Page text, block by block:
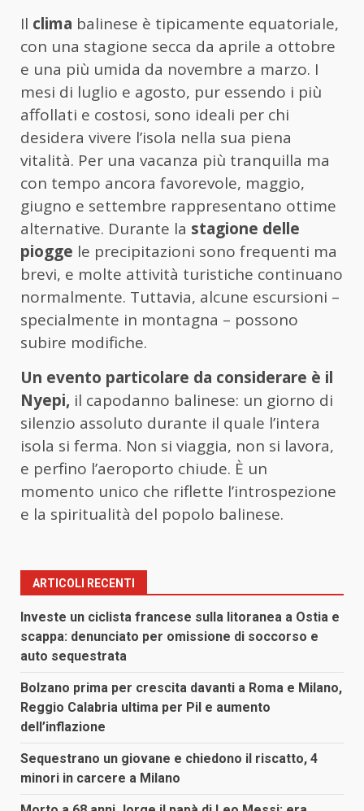
Il clima balinese è tipicamente equatoriale,
con una stagione secca da aprile a ottobre
e una più umida da novembre a marzo. I
mesi di luglio e agosto, pur essendo i più
affollati e costosi, sono ideali per chi
desidera vivere l’isola nella sua piena
vitalità. Per una vacanza più tranquilla ma
con tempo ancora favorevole, maggio,
giugno e settembre rappresentano ottime
alternative. Durante la stagione delle
piogge le precipitazioni sono frequenti ma
brevi, e molte attività turistiche continuano
normalmente. Tuttavia, alcune escursioni –
specialmente in montagna – possono
subire modifiche.
Un evento particolare da considerare è il
Nyepi, il capodanno balinese: un giorno di
silenzio assoluto durante il quale l’intera
isola si ferma. Non si viaggia, non si lavora,
e perfino l’aeroporto chiude. È un
momento unico che riflette l’introspezione
e la spiritualità del popolo balinese.
ARTICOLI RECENTI
Investe un ciclista francese sulla litoranea a Ostia e
scappa: denunciato per omissione di soccorso e
auto sequestrata
Bolzano prima per crescita davanti a Roma e Milano,
Reggio Calabria ultima per Pil e aumento
dell’inflazione
Sequestrano un giovane e chiedono il riscatto, 4
minori in carcere a Milano